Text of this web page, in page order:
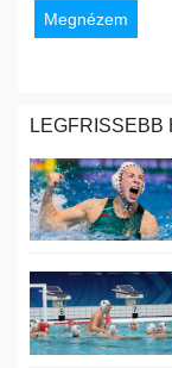
Megnézem
LEGFRISSEBB